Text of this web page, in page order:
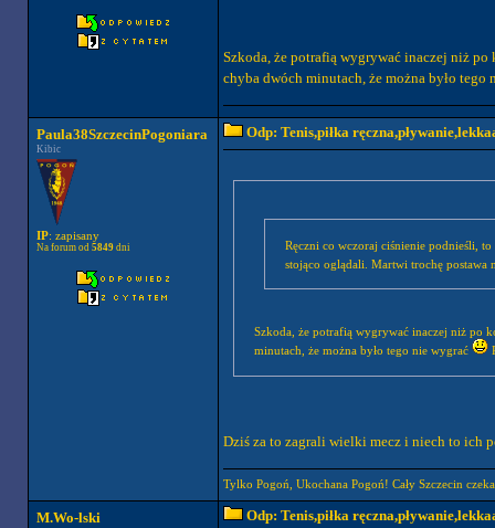
Szkoda, że potrafią wygrywać inaczej niż
chyba dwóch minutach, że można było tego
Paula38SzczecinPogoniara
Kibic
IP: zapisany
Na forum od 5849dni
Odp: Tenis,piłka
Ręczni co wczoraj ciśnienie podnieśli,
stojąco oglądali. Martwi trochę postawa
Szkoda, że potrafią wygrywać inaczej niż po
minutach, że można było tego nie wygrać
Dziś za to zagrali wielki mecz i niech to ich
Tylko Pogoń, Ukochana Pogoń! Cały Szczecin
M.Wo-lski Odp: Tenis,piłka